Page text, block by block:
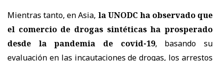
Mientras tanto, en Asia, la UNODC ha observado que
el comercio de drogas sintéticas ha prosperado
desde la pandemia de covid-19, basando su
evaluación en las incautaciones de drogas, los arrestos